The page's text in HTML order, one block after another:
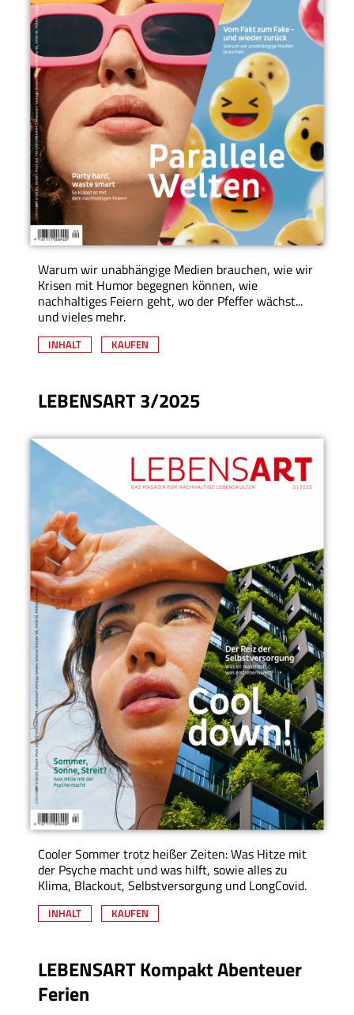
Warum wir unabhängige Medien brauchen, wie wir
Krisen mit Humor begegnen können, wie
nachhaltiges Feiern geht, wo der Pfeffer wächst...
und vieles mehr.
INHALT KAUFEN
LEBENSART 3/2025
Cooler Sommer trotz heißer Zeiten: Was Hitze mit
der Psyche macht und was hilft, sowie alles zu
Klima, Blackout, Selbstversorgung und LongCovid.
INHALT KAUFEN
LEBENSART Kompakt Abenteuer
Ferien